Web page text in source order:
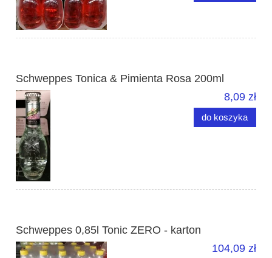
Schweppes Tonica & Pimienta Rosa 200ml
8,09 zł
do koszyka
Schweppes 0,85l Tonic ZERO - karton
104,09 zł